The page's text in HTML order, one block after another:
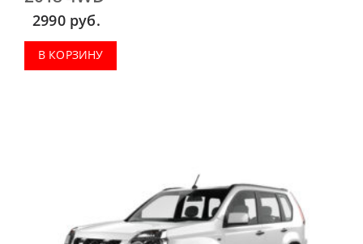
2990 руб.
В КОРЗИНУ